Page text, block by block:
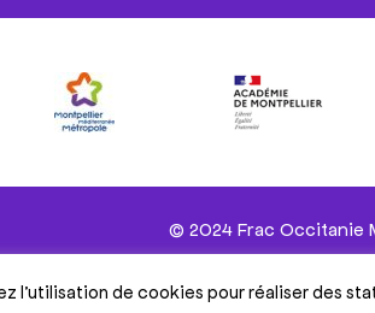
© 2024 Frac Occitanie
l’utilisation de cookies pour réaliser des